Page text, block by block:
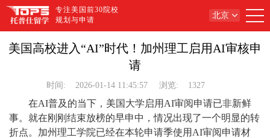
专注美国前30院校
规划与申请
北京
美国高校进入“AI”时代！加州理工启用AI审核申
请
时间: 2026-01-14 11:45:57 浏览: 1327
在AI普及的当下，美国大学启用AI审阅申请已非新鲜
事。就在刚刚结束放榜的早申中，情况出现了一个明显的转
折点。加州理工学院已经在本轮申请季使用AI审阅申请材